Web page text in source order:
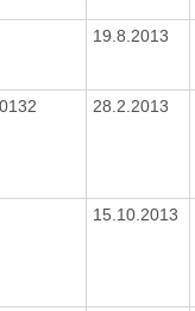
19.8.2013
28.2.2013
15.10.2013